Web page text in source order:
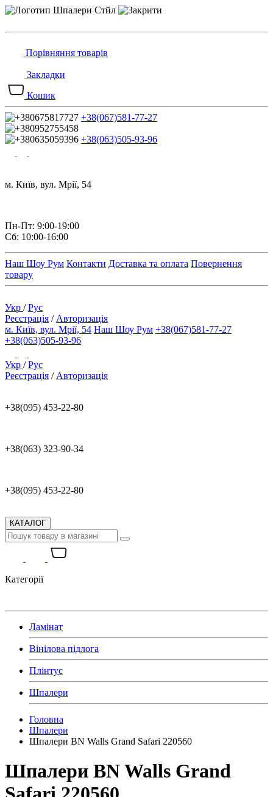
Порівняння товарів
Закладки
Кошик
+38(067)581-77-27
+38(063)505-93-96
м. Київ, вул. Мрії, 54
Пн-Пт: 9:00-19:00
Сб: 10:00-16:00
Наш Шоу Рум Контакти Доставка та оплата Повернення
товару
Укр /Рус
Реєстрація / Авторизація
м. Київ, вул. Мрії, 54 Наш Шоу Рум +38(067)581-77-27
+38(063)505-93-96
Укр /Рус
Реєстрація / Авторизація
+38(095) 453-22-80
+38(063) 323-90-34
+38(095) 453-22-80
КАТАЛОГ
Категорії
Ламінат
Вінілова підлога
Плінтус
Шпалери
Головна
Шпалери
Шпалери BN Walls Grand Safari 220560
Шпалери BN Walls Grand